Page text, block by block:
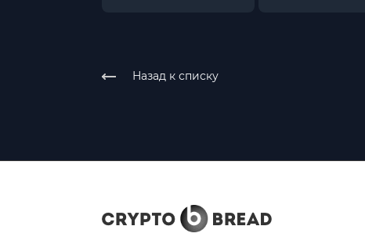
Назад к списку